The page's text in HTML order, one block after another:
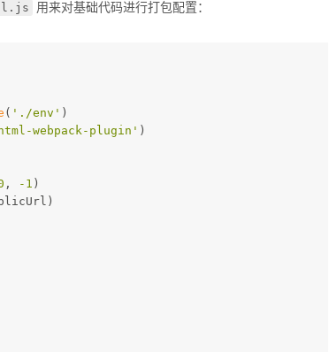
用来对基础代码进行打包配置：
( './env' )
webpack-plugin' )
, -1 )